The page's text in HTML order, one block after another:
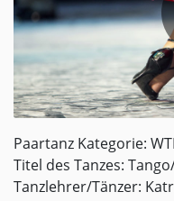
Paartanz Kategorie:
Titel des Tanzes:
Tanzlehrer/Tänzer: